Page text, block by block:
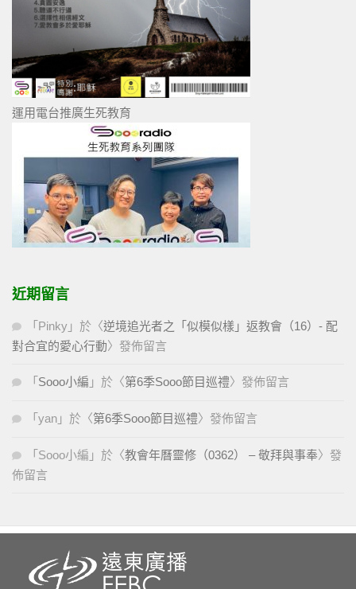
運用電台推廣生死教育
近期留言
「 Pinky 」於〈逆境追光者之「似模似樣」返教會（16）- 配
對合宜的愛心行動〉發佈留言
「 Sooo小編 」於〈第6季Sooo節目巡禮〉發佈留言
「 yan 」於〈第6季Sooo節目巡禮〉發佈留言
「 Sooo小編 」於〈教會年曆靈修（0362） – 敬拜與事奉〉發
佈留言